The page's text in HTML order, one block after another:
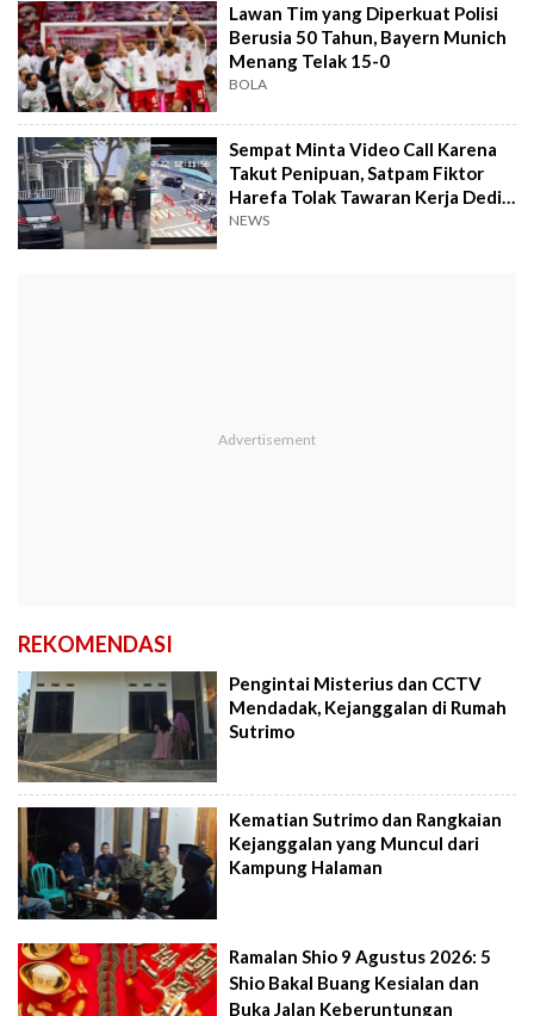
Lawan Tim yang Diperkuat Polisi
Berusia 50 Tahun, Bayern Munich
Menang Telak 15-0
BOLA
Sempat Minta Video Call Karena
Takut Penipuan, Satpam Fiktor
Harefa Tolak Tawaran Kerja Dedi
Mulyadi
NEWS
REKOMENDASI
Pengintai Misterius dan CCTV
Mendadak, Kejanggalan di Rumah
Sutrimo
Kematian Sutrimo dan Rangkaian
Kejanggalan yang Muncul dari
Kampung Halaman
Ramalan Shio 9 Agustus 2026: 5
Shio Bakal Buang Kesialan dan
Buka Jalan Keberuntungan